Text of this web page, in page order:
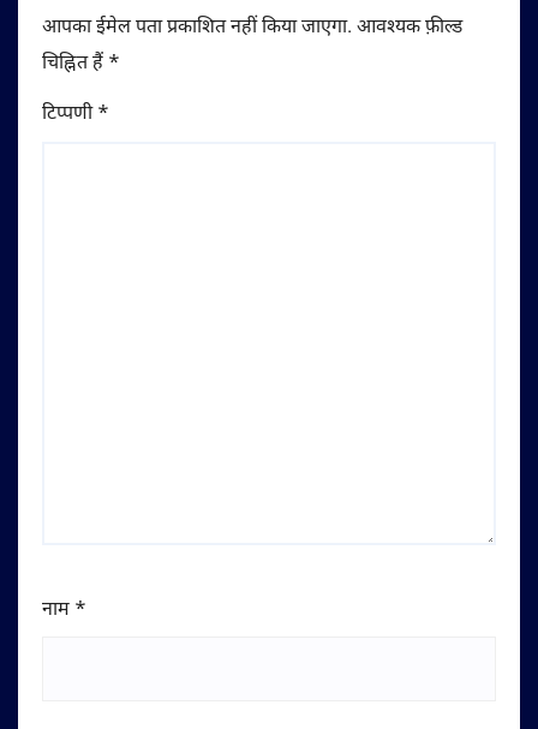
आपका ईमेल पता प्रकाशित नहीं किया जाएगा. आवश्यक फ़ील्ड
चिह्नित हैं *
टिप्पणी*
नाम *